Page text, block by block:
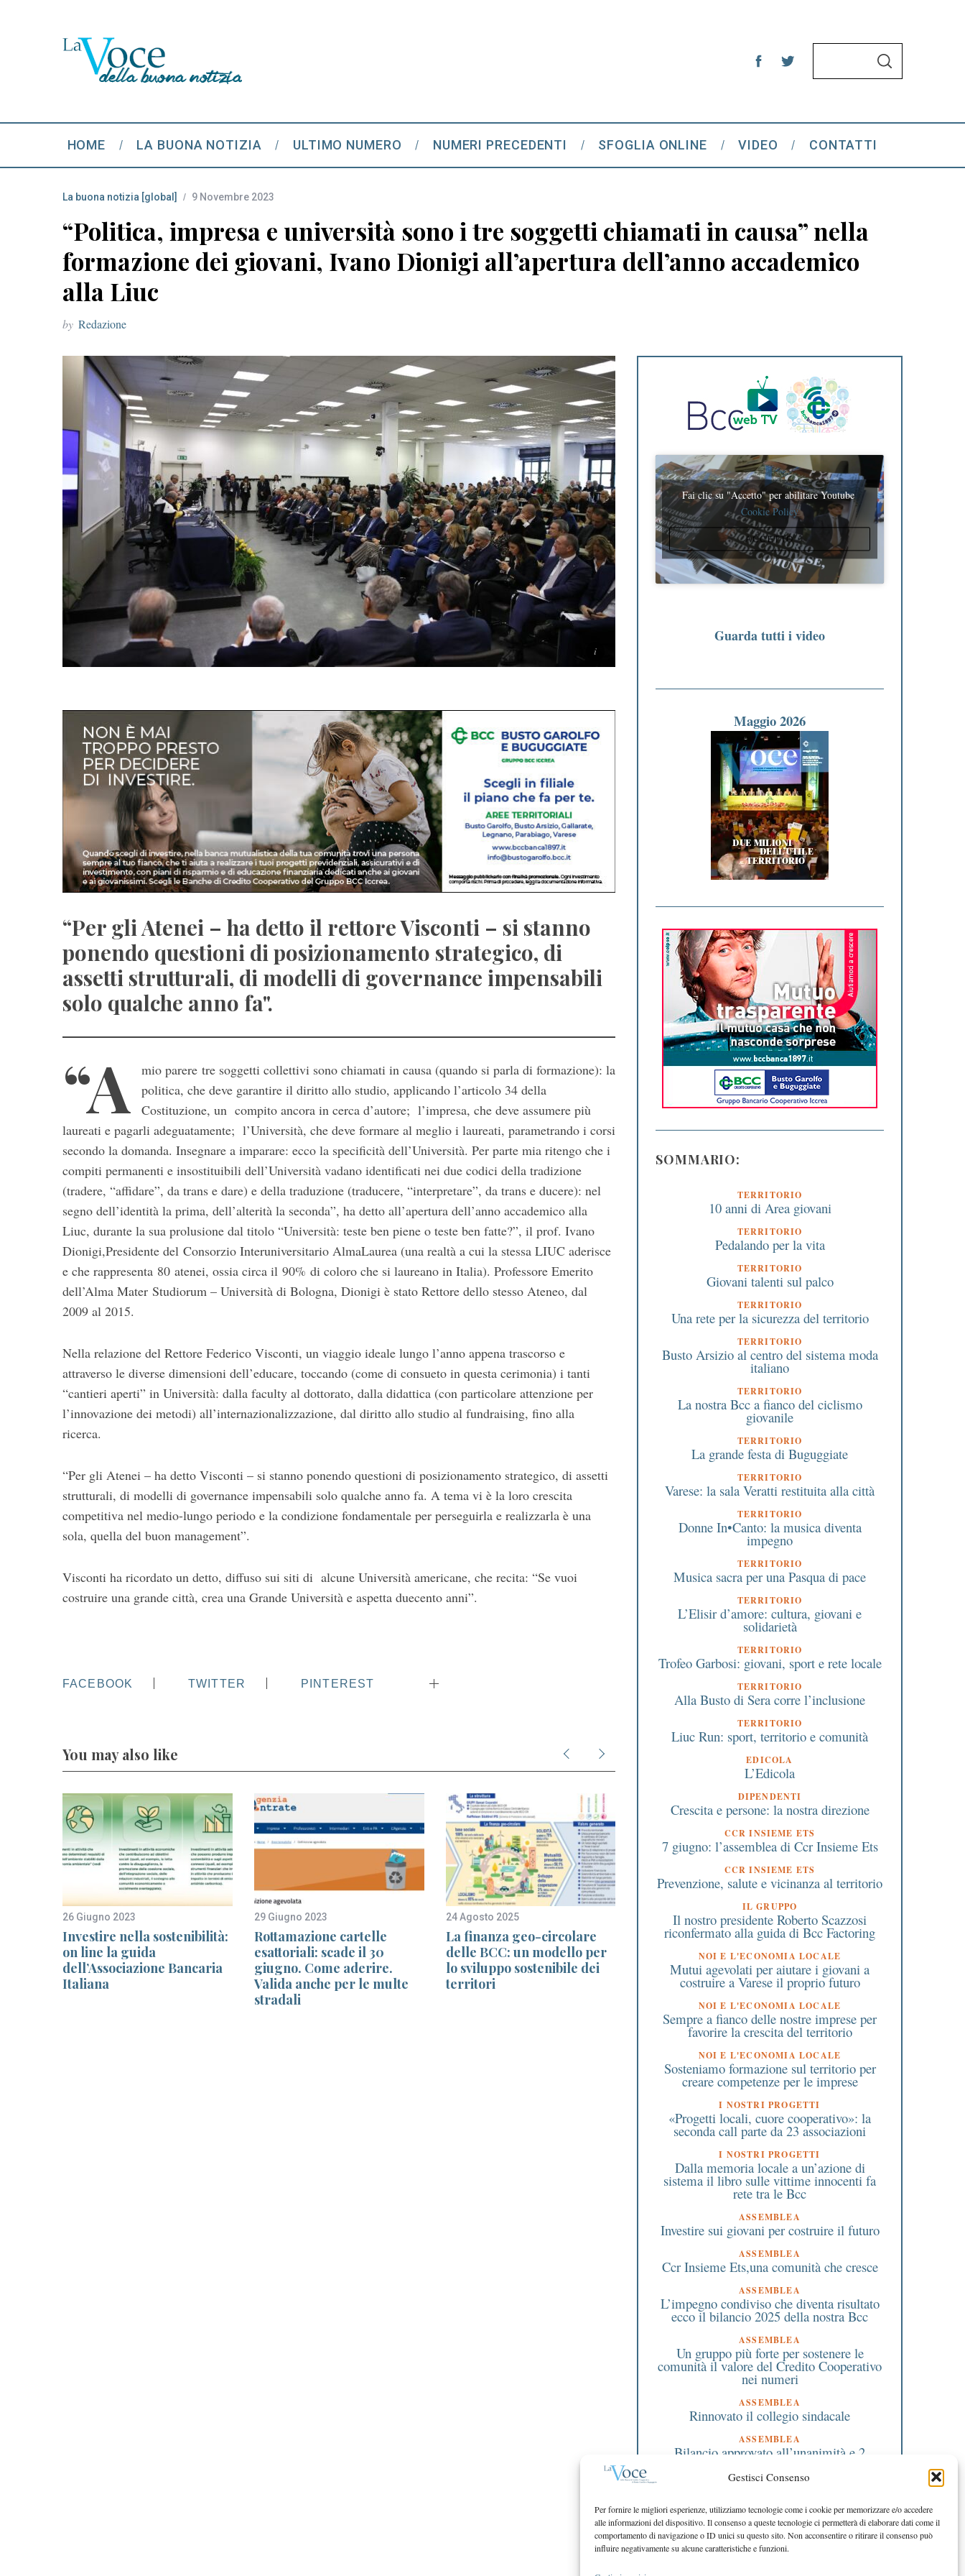
Gestisci Consenso
Per fornire le migliori esperienze, utilizziamo tecnologie come i cookie per memorizzare e/o accedere
alle informazioni del dispositivo. Il consenso a queste tecnologie ci permetterà di elaborare dati come il
comportamento di navigazione o ID unici su questo sito. Non acconsentire o ritirare il consenso può
influire negativamente su alcune caratteristiche e funzioni.
h
f
:
S
HOME LA BUONA NOTIZIA ULTIMO NUMERO NUMERI PRECEDENTI SFOGLIA ONLINE VIDEO CONTATTI
La buona notizia [global] 9 Novembre 2023
“Politica, impresa e università sono i tre soggetti chiamati in causa” nella
formazione dei giovani, Ivano Dionigi all’apertura dell’anno accademico
alla Liuc
by Redazione
“Per gli Atenei – ha detto il rettore Visconti – si stanno
ponendo questioni di posizionamento strategico, di
assetti strutturali, di modelli di governance impensabili
solo qualche anno fa".
“A
mio parere tre soggetti collettivi sono chiamati in causa (quando si parla di formazione): la
politica, che deve garantire il diritto allo studio, applicando l’articolo 34 della
Costituzione, un compito ancora in cerca d’autore; l’impresa, che deve assumere più
laureati e pagarli adeguatamente; l’Università, che deve formare al meglio i laureati, parametrando i corsi
secondo la domanda. Insegnare a imparare: ecco la specificità dell’Università. Per parte mia ritengo che i
compiti permanenti e insostituibili dell’Università vadano identificati nei due codici della tradizione
(tradere, “affidare”, da trans e dare) e della traduzione (traducere, “interpretare”, da trans e ducere): nel
segno dell’identità la prima, dell’alterità la seconda”, ha detto all’apertura dell’anno accademico alla
Liuc, durante la sua prolusione dal titolo “Università: teste ben piene o teste ben fatte?”, il prof. Ivano
Dionigi,Presidente del Consorzio Interuniversitario AlmaLaurea (una realtà a cui la stessa LIUC aderisce
e che rappresenta 80 atenei, ossia circa il 90% di coloro che si laureano in Italia). Professore Emerito
dell’Alma Mater Studiorum – Università di Bologna, Dionigi è stato Rettore dello stesso Ateneo, dal
2009 al 2015.
Nella relazione del Rettore Federico Visconti, un viaggio ideale lungo l’anno appena trascorso e
attraverso le diverse dimensioni dell’educare, toccando (come di consueto in questa cerimonia) i tanti
“cantieri aperti” in Università: dalla faculty al dottorato, dalla didattica (con particolare attenzione per
l’innovazione dei metodi) all’internazionalizzazione, dal diritto allo studio al fundraising, fino alla
ricerca.
“Per gli Atenei – ha detto Visconti – si stanno ponendo questioni di posizionamento strategico, di assetti
strutturali, di modelli di governance impensabili solo qualche anno fa. A tema vi è la loro crescita
competitiva nel medio-lungo periodo e la condizione fondamentale per perseguirla e realizzarla è una
sola, quella del buon management”.
Visconti ha ricordato un detto, diffuso sui siti di alcune Università americane, che recita: “Se vuoi
costruire una grande città, crea una Grande Università e aspetta duecento anni”.
FACEBOOK TWITTER PINTEREST
You may also like
26 Giugno 2023
Investire nella sostenibilità:
on line la guida
dell’Associazione Bancaria
Italiana
29 Giugno 2023
Rottamazione cartelle
esattoriali: scade il 30
giugno. Come aderire.
Valida anche per le multe
stradali
24 Agosto 2025
La finanza geo-circolare
delle BCC: un modello per
lo sviluppo sostenibile dei
territori
29 Febbraio 2020
Segnalazione di
trasmissione errata
corrispettivi: ecco cosa fare
3 Maggio 2019
StavoltaVoto.eu per
diventare virale la
andare a votare
Fai clic su "Accetto" per abilitare Youtube
Cookie Policy
ACCETTO
Guarda tutti i video
Maggio 2026
SOMMARIO:
TERRITORIO
10 anni di Area giovani
TERRITORIO
Pedalando per la vita
TERRITORIO
Giovani talenti sul palco
TERRITORIO
Una rete per la sicurezza del territorio
TERRITORIO
Busto Arsizio al centro del sistema moda
italiano
TERRITORIO
La nostra Bcc a fianco del ciclismo
giovanile
TERRITORIO
La grande festa di Buguggiate
TERRITORIO
Varese: la sala Veratti restituita alla città
TERRITORIO
Donne In•Canto: la musica diventa
impegno
TERRITORIO
Musica sacra per una Pasqua di pace
TERRITORIO
L’Elisir d’amore: cultura, giovani e
solidarietà
TERRITORIO
Trofeo Garbosi: giovani, sport e rete locale
TERRITORIO
Alla Busto di Sera corre l’inclusione
TERRITORIO
Liuc Run: sport, territorio e comunità
EDICOLA
L’Edicola
DIPENDENTI
Crescita e persone: la nostra direzione
CCR INSIEME ETS
7 giugno: l’assemblea di Ccr Insieme Ets
CCR INSIEME ETS
Prevenzione, salute e vicinanza al territorio
IL GRUPPO
Il nostro presidente Roberto Scazzosi
riconfermato alla guida di Bcc Factoring
NOI E L'ECONOMIA LOCALE
Mutui agevolati per aiutare i giovani a
costruire a Varese il proprio futuro
NOI E L'ECONOMIA LOCALE
Sempre a fianco delle nostre imprese per
favorire la crescita del territorio
NOI E L'ECONOMIA LOCALE
Sosteniamo formazione sul territorio per
creare competenze per le imprese
I NOSTRI PROGETTI
«Progetti locali, cuore cooperativo»: la
seconda call parte da 23 associazioni
I NOSTRI PROGETTI
Dalla memoria locale a un’azione di
sistema il libro sulle vittime innocenti fa
rete tra le Bcc
ASSEMBLEA
Investire sui giovani per costruire il futuro
ASSEMBLEA
Ccr Insieme Ets,una comunità che cresce
ASSEMBLEA
L’impegno condiviso che diventa risultato
ecco il bilancio 2025 della nostra Bcc
ASSEMBLEA
Un gruppo più forte per sostenere le
comunità il valore del Credito Cooperativo
nei numeri
ASSEMBLEA
Rinnovato il collegio sindacale
ASSEMBLEA
Bilancio approvato all’unanimità e 2
EDITORIALE PRESIDENTE
Costruire futuro insieme
S
e
c
h
o
: